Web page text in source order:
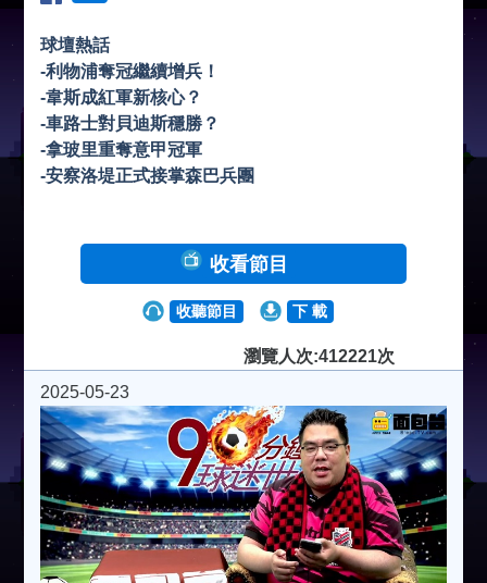
球壇熱話
-利物浦奪冠繼續增兵！
-韋斯成紅軍新核心？
-車路士對貝迪斯穩勝？
-拿玻里重奪意甲冠軍
-安察洛堤正式接掌森巴兵團
收看節目
收聽節目 下 載
瀏覽人次:412221次
2025-05-23